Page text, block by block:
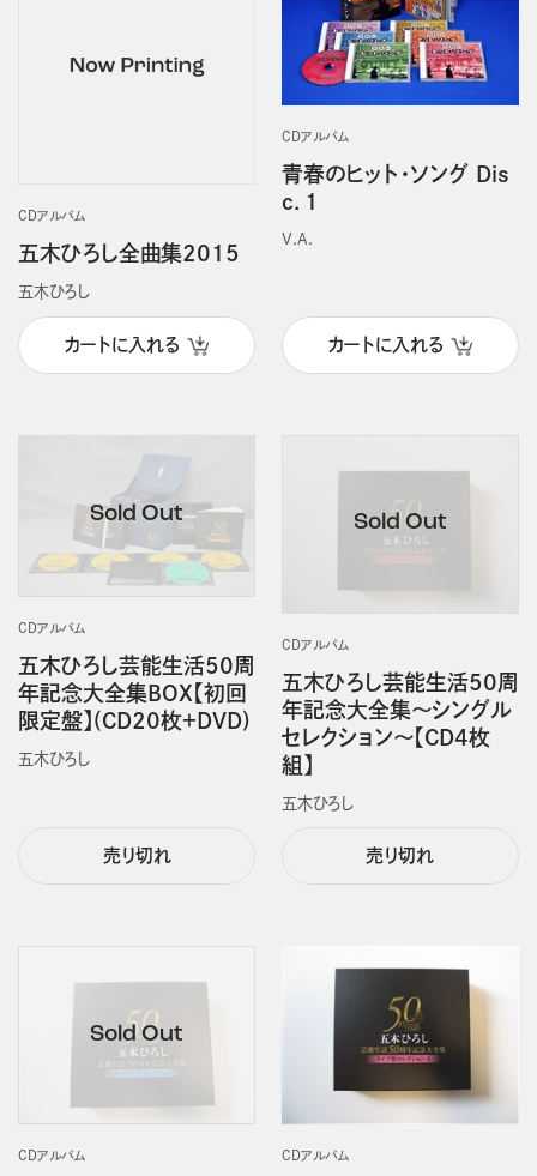
CDアルバム
五木ひろし全曲集2015
五木ひろし
カートに入れる
CDアルバム
青春のヒット・ソング Dis
c．1
V.A.
カートに入れる
CDアルバム
五木ひろし芸能生活50周
年記念大全集BOX【初回
限定盤】(CD20枚＋DVD)
五木ひろし
売り切れ
CDアルバム
五木ひろし芸能生活50周
年記念大全集～シングル
セレクション～【CD4枚
組】
五木ひろし
売り切れ
CDアルバム CDアルバム